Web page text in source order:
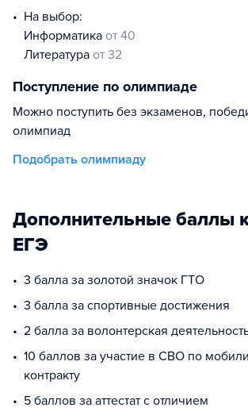
На выбор:
информатика от 40
литература от 32
Поступление по олимпиаде
Можно поступить без экзаменов,
олимпиад
Подобрать олимпиаду
Дополнительные баллы
ЕГЭ
3 балла за золотой значок ГТО
3 балла за спортивные достижения
2 балла за волонтерская
10 баллов за участие в СВО по
контракту
5 баллов за аттестат с отличием